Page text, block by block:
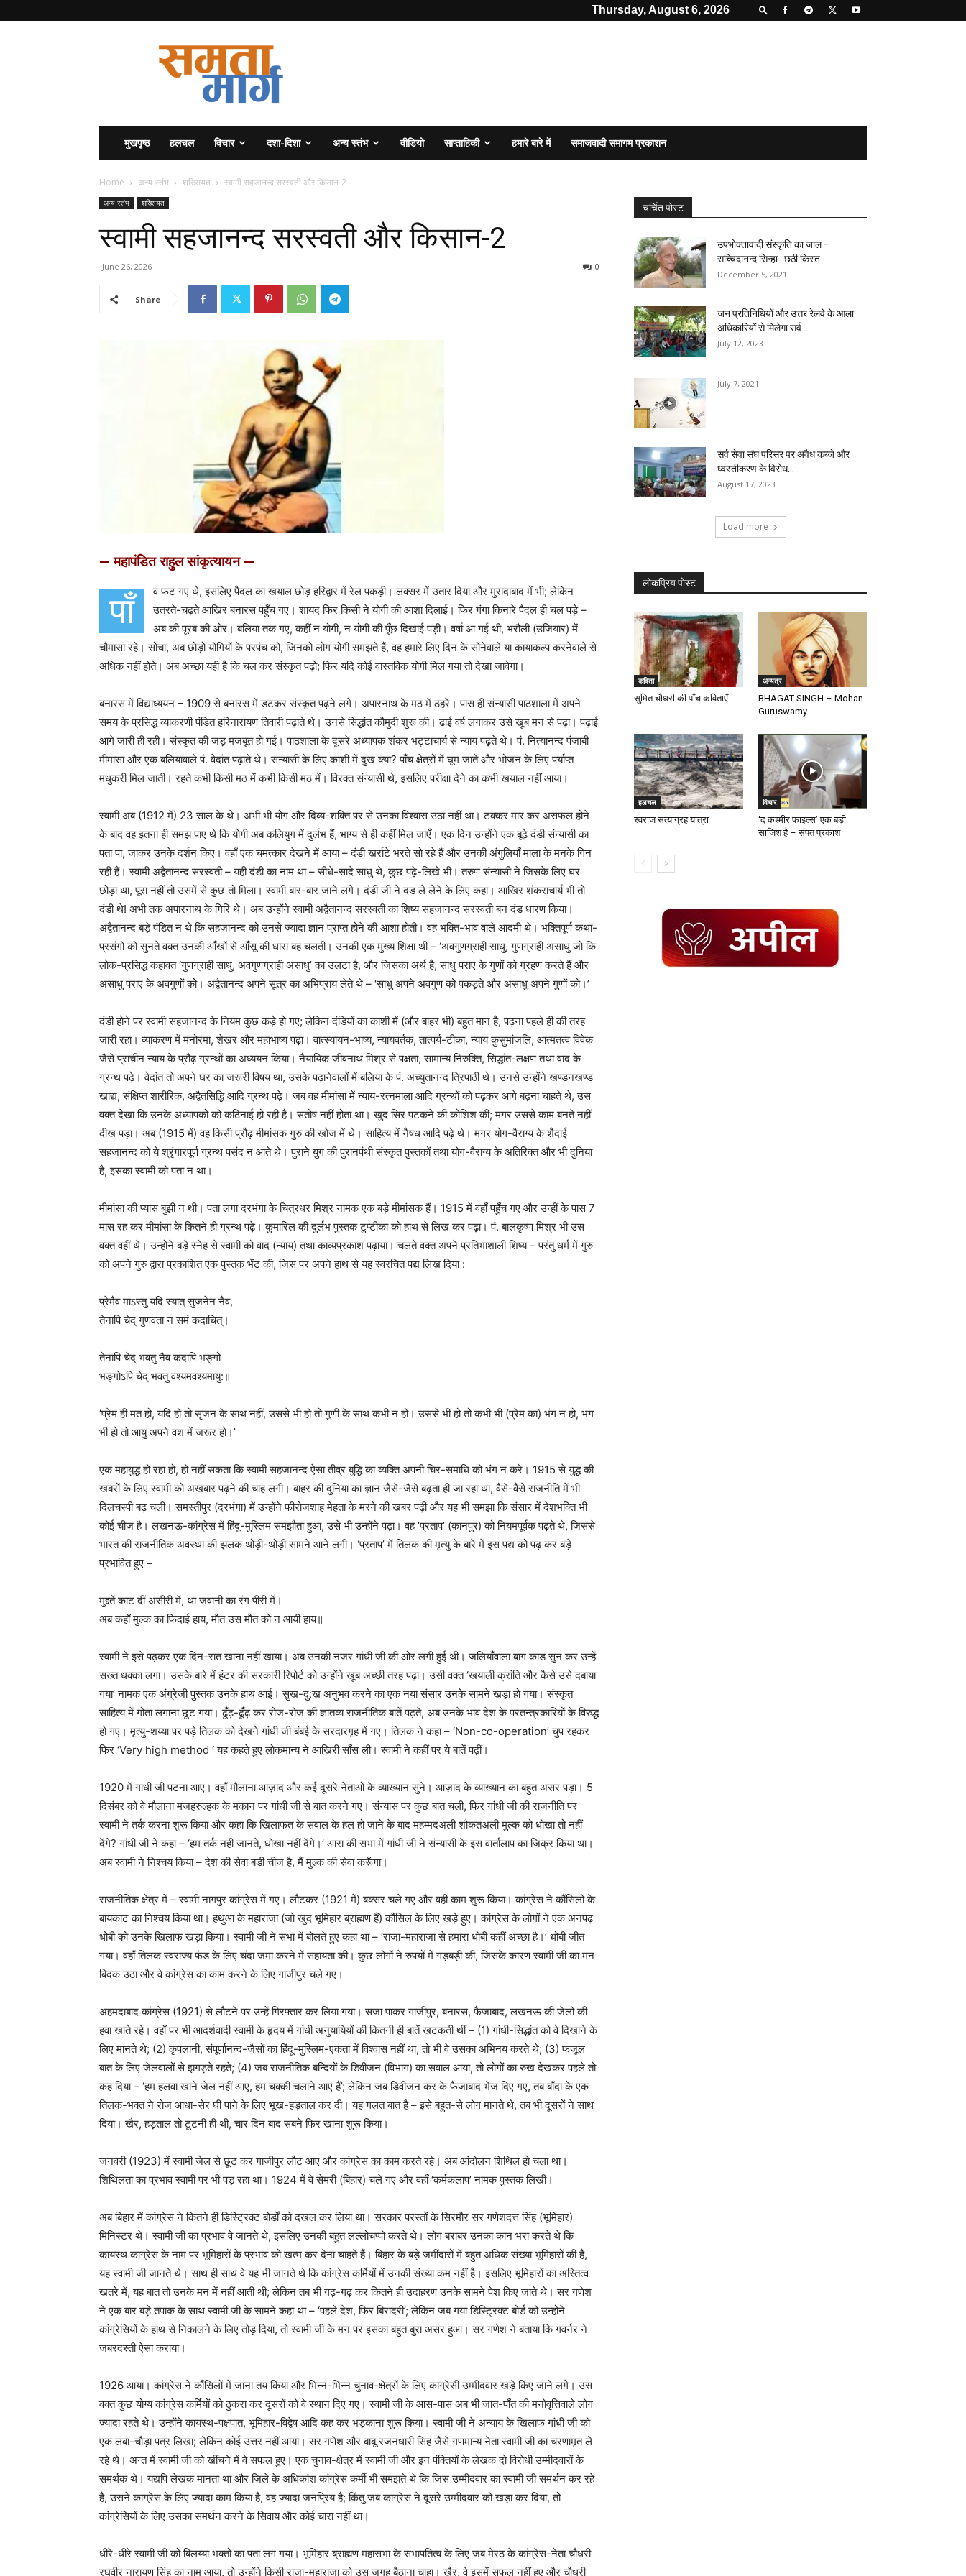
Thursday, August 6, 2026
मुखपृष्ठ हलचल विचार दशा-दिशा अन्य स्तंभ वीडियो साप्ताहिकी हमारे बारे में समाजवादी समागम प्रकाशन
Home अन्य स्तंभ शख्सियत स्वामी सहजानन्द सरस्वती और किसान-2
अन्य स्तंभ शख्सियत
स्वामी सहजानन्द सरस्वती और किसान-2
June 26, 2026 0
Share
— महापंडित राहुल सांकृत्यायन —
पाँ
व फट गए थे, इसलिए पैदल का खयाल छोड़ हरिद्वार में रेल पकड़ी। लक्सर में उतार दिया और मुरादाबाद में भी; लेकिन
उतरते-चढ़ते आखिर बनारस पहुँच गए। शायद फिर किसी ने योगी की आशा दिलाई। फिर गंगा किनारे पैदल ही चल पड़े –
अब की पूरब की ओर। बलिया तक गए, कहीं न योगी, न योगी की पूँछ दिखाई पड़ी। वर्षा आ गई थी, भरौली (उजियार) में
चौमासा रहे। सोचा, अब छोड़ो योगियों के परपंच को, जिनको लोग योगी समझते हैं, वह हमारे लिए दिन के सोनेवाले या कायाकल्प करनेवाले से
अधिक नहीं होते। अब अच्छा यही है कि चल कर संस्कृत पढ़ो; फिर यदि कोई वास्तविक योगी मिल गया तो देखा जावेगा।
बनारस में विद्याध्ययन – 1909 से बनारस में डटकर संस्कृत पढ़ने लगे। अपारनाथ के मठ में ठहरे। पास ही संन्यासी पाठशाला में अपने
समय के प्रसिद्ध व्याकरणी पंडित हरिनारायण तिवारी पढ़ाते थे। उनसे सिद्धांत कौमुदी शुरू की। ढाई वर्ष लगाकर उसे खूब मन से पढ़ा। पढ़ाई
आगे जारी ही रही। संस्कृत की जड़ मजबूत हो गई। पाठशाला के दूसरे अध्यापक शंकर भट्टाचार्य से न्याय पढ़ते थे। पं. नित्यानन्द पंजाबी
मीमांसा और एक बलियावाले पं. वेदांत पढ़ाते थे। संन्यासी के लिए काशी में दुख क्या? पाँच क्षेत्रों में घूम जाते और भोजन के लिए पर्याप्त
मधुकरी मिल जाती। रहते कभी किसी मठ में कभी किसी मठ में। विरक्‍त संन्यासी थे, इसलिए परीक्षा देने का कभी खयाल नहीं आया।
स्वामी अब (1912 में) 23 साल के थे। अभी भी योग और दिव्य-शक्‍ति पर से उनका विश्‍वास उठा नहीं था। टक्कर मार कर असफल होने
के बाद वह इतना ही समझ पाए थे कि योगी अब कलियुग में दुर्लभ हैं, भाग्य से ही कहीं मिल जाएँ। एक दिन उन्होंने एक बूढ़े दंडी संन्यासी का
पता पा, जाकर उनके दर्शन किए। वहाँ एक चमत्कार देखने में आया – दंडी खर्राटे भरते सो रहे हैं और उनकी अंगुलियाँ माला के मनके गिन
रही हैं। स्वामी अद्वैतानन्द सरस्वती – यही दंडी का नाम था – सीधे-सादे साधु थे, कुछ पढ़े-लिखे भी। तरुण संन्यासी ने जिसके लिए घर
छोड़ा था, पूरा नहीं तो उसमें से कुछ तो मिला। स्वामी बार-बार जाने लगे। दंडी जी ने दंड ले लेने के लिए कहा। आखिर शंकराचार्य भी तो
दंडी थे! अभी तक अपारनाथ के गिरि थे। अब उन्होंने स्वामी अद्वैतानन्द सरस्वती का शिष्य सहजानन्द सरस्वती बन दंड धारण किया।
अद्वैतानन्द बड़े पंडित न थे कि सहजानन्द को उनसे ज्यादा ज्ञान प्राप्त होने की आशा होती। वह भक्‍ति-भाव वाले आदमी थे। भक्‍तिपूर्ण कथा-
प्रसंगों को सुनते वक्‍त उनकी आँखों से आँसू की धारा बह चलती। उनकी एक मुख्य शिक्षा थी – ‘अवगुणग्राही साधु, गुणग्राही असाधु जो कि
लोक-प्रसिद्ध कहावत ‘गुणग्राही साधु, अवगुणग्राही असाधु’ का उलटा है, और जिसका अर्थ है, साधु पराए के गुणों को ग्रहण करते हैं और
असाधु पराए के अवगुणों को। अद्वैतानन्द अपने सूत्र का अभिप्राय लेते थे – ‘साधु अपने अवगुण को पकड़ते और असाधु अपने गुणों को।’
दंडी होने पर स्वामी सहजानन्द के नियम कुछ कड़े हो गए; लेकिन दंडियों का काशी में (और बाहर भी) बहुत मान है, पढ़ना पहले ही की तरह
जारी रहा। व्याकरण में मनोरमा, शेखर और महाभाष्य पढ़ा। वात्स्यायन-भाष्य, न्यायवर्तक, तात्पर्य-टीका, न्याय कुसुमांजलि, आत्मतत्व विवेक
जैसे प्राचीन न्याय के प्रौढ़ ग्रन्थों का अध्ययन किया। नैयायिक जीवनाथ मिश्र से पक्षता, सामान्य निरुक्‍ति, सिद्धांत-लक्षण तथा वाद के
ग्रन्थ पढ़े। वेदांत तो अपने घर का जरूरी विषय था, उसके पढ़ानेवालों में बलिया के पं. अच्युतानन्द त्रिपाठी थे। उनसे उन्होंने खण्डनखण्ड
खाद्य, संक्षिप्त शारीरिक, अद्वैतसिद्धि आदि ग्रन्थ पढ़े। जब वह मीमांसा में न्याय-रत्‍नमाला आदि ग्रन्थों को पढ़कर आगे बढ़ना चाहते थे, उस
वक्‍त देखा कि उनके अध्यापकों को कठिनाई हो रही है। संतोष नहीं होता था। खुद सिर पटकने की कोशिश की; मगर उससे काम बनते नहीं
दीख पड़ा। अब (1915 में) वह किसी प्रौढ़ मीमांसक गुरु की खोज में थे। साहित्य में नैषध आदि पढ़े थे। मगर योग-वैराग्य के शैदाई
सहजानन्द को ये श्रृंगारपूर्ण ग्रन्थ पसंद न आते थे। पुराने युग की पुरानपंथी संस्कृत पुस्तकों तथा योग-वैराग्य के अतिरिक्‍त और भी दुनिया
है, इसका स्वामी को पता न था।
मीमांसा की प्यास बुझी न थी। पता लगा दरभंगा के चित्रधर मिश्र नामक एक बड़े मीमांसक हैं। 1915 में वहाँ पहुँच गए और उन्हीं के पास 7
मास रह कर मीमांसा के कितने ही ग्रन्थ पढ़े। कुमारिल की दुर्लभ पुस्तक टुप्‍टीका को हाथ से लिख कर पढ़ा। पं. बालकृष्ण मिश्र भी उस
वक्‍त वहीं थे। उन्होंने बड़े स्नेह से स्वामी को वाद (न्याय) तथा काव्यप्रकाश पढ़ाया। चलते वक्‍त अपने प्रतिभाशाली शिष्य – परंतु धर्म में गुरु
को अपने गुरु द्वारा प्रकाशित एक पुस्तक भेंट की, जिस पर अपने हाथ से यह स्वरचित पद्य लिख दिया :
प्रेमैव माऽस्तु यदि स्यात् सुजनेन नैव,
तेनापि चेद् गुणवता न समं कदाचित्।
तेनापि चेद् भवतु नैव कदापि भङ्गो
भङ्गोऽपि चेद् भवतु वश्यमवश्यमायु:॥
‘प्रेम ही मत हो, यदि हो तो सृजन के साथ नहीं, उससे भी हो तो गुणी के साथ कभी न हो। उससे भी हो तो कभी भी (प्रेम का) भंग न हो, भंग
भी हो तो आयु अपने वश में जरूर हो।’
एक महायुद्ध हो रहा हो, हो नहीं सकता कि स्वामी सहजानन्द ऐसा तीव्र बुद्धि का व्यक्‍ति अपनी चिर-समाधि को भंग न करे। 1915 से युद्ध की
खबरों के लिए स्वामी को अखबार पढ़ने की चाह लगी। बाहर की दुनिया का ज्ञान जैसे-जैसे बढ़ता ही जा रहा था, वैसे-वैसे राजनीति में भी
दिलचस्पी बढ़ चली। समस्तीपुर (दरभंगा) में उन्होंने फीरोजशाह मेहता के मरने की खबर पढ़ी और यह भी समझा कि संसार में देशभक्‍ति भी
कोई चीज है। लखनऊ-कांग्रेस में हिंदू-मुस्लिम समझौता हुआ, उसे भी उन्होंने पढ़ा। वह ‘प्रताप’ (कानपुर) को नियमपूर्वक पढ़ते थे, जिससे
भारत की राजनीतिक अवस्था की झलक थोड़ी-थोड़ी सामने आने लगी। ‘प्रताप’ में तिलक की मृत्यु के बारे में इस पद्य को पढ़ कर बड़े
प्रभावित हुए –
मुद्दतें काट दीं असीरी में, था जवानी का रंग पीरी में।
अब कहाँ मुल्क का फिदाई हाय, मौत उस मौत को न आयी हाय॥
स्वामी ने इसे पढ़कर एक दिन-रात खाना नहीं खाया। अब उनकी नजर गांधी जी की ओर लगी हुई थी। जलियाँवाला बाग कांड सुन कर उन्हें
सख्त धक्का लगा। उसके बारे में हंटर की सरकारी रिपोर्ट को उन्होंने खूब अच्छी तरह पढ़ा। उसी वक्‍त ‘खयाली क्रांति और कैसे उसे दबाया
गया’ नामक एक अंग्रेजी पुस्तक उनके हाथ आई। सुख-दु:ख अनुभव करने का एक नया संसार उनके सामने खड़ा हो गया। संस्कृत
साहित्य में गोता लगाना छूट गया। ढूँढ़-ढूँढ़ कर रोज-रोज की ज्ञातव्य राजनीतिक बातें पढ़ते, अब उनके भाव देश के परतन्त्रकारियों के विरुद्ध
हो गए। मृत्यु-शय्या पर पड़े तिलक को देखने गांधी जी बंबई के सरदारगृह में गए। तिलक ने कहा – ‘Non-co-operation’ चुप रहकर
फिर ‘Very high method ‘ यह कहते हुए लोकमान्य ने आखिरी साँस ली। स्वामी ने कहीं पर ये बातें पढ़ीं।
1920 में गांधी जी पटना आए। वहाँ मौलाना आज़ाद और कई दूसरे नेताओं के व्याख्यान सुने। आज़ाद के व्याख्यान का बहुत असर पड़ा। 5
दिसंबर को वे मौलाना मजहरुल्‍हक के मकान पर गांधी जी से बात करने गए। संन्यास पर कुछ बात चली, फिर गांधी जी की राजनीति पर
स्वामी ने तर्क करना शुरू किया और कहा कि खिलाफत के सवाल के हल हो जाने के बाद महम्मदअली शौकतअली मुल्क को धोखा तो नहीं
देंगे? गांधी जी ने कहा – ‘हम तर्क नहीं जानते, धोखा नहीं देंगे।’ आरा की सभा में गांधी जी ने संन्यासी के इस वार्तालाप का जिक्र किया था।
अब स्वामी ने निश्‍चय किया – देश की सेवा बड़ी चीज है, मैं मुल्क की सेवा करूँगा।
राजनीतिक क्षेत्र में – स्वामी नागपुर कांग्रेस में गए। लौटकर (1921 में) बक्सर चले गए और वहीं काम शुरू किया। कांग्रेस ने कौंसिलों के
बायकाट का निश्‍चय किया था। हथुआ के महाराजा (जो खुद भूमिहार ब्राह्मण हैं) कौंसिल के लिए खड़े हुए। कांग्रेस के लोगों ने एक अनपढ़
धोबी को उनके खिलाफ खड़ा किया। स्वामी जी ने सभा में बोलते हुए कहा था – ‘राजा-महाराजा से हमारा धोबी कहीं अच्छा है।’ धोबी जीत
गया। वहाँ तिलक स्वराज्य फंड के लिए चंदा जमा करने में सहायता की। कुछ लोगों ने रुपयों में गड़बड़ी की, जिसके कारण स्वामी जी का मन
बिदक उठा और वे कांग्रेस का काम करने के लिए गाजीपुर चले गए।
अहमदाबाद कांग्रेस (1921) से लौटने पर उन्हें गिरफ्तार कर लिया गया। सजा पाकर गाजीपुर, बनारस, फैजाबाद, लखनऊ की जेलों की
हवा खाते रहे। वहाँ पर भी आदर्शवादी स्वामी के हृदय में गांधी अनुयायियों की कितनी ही बातें खटकती थीं – (1) गांधी-सिद्धांत को वे दिखाने के
लिए मानते थे; (2) कृपलानी, संपूर्णानन्द-जैसों का हिंदू-मुस्लिम-एकता में विश्‍वास नहीं था, तो भी वे उसका अभिनय करते थे; (3) फजूल
बात के लिए जेलवालों से झगड़ते रहते; (4) जब राजनीतिक बन्दियों के डिवीजन (विभाग) का सवाल आया, तो लोगों का रुख देखकर पहले तो
कह दिया – ‘हम हलवा खाने जेल नहीं आए, हम चक्की चलाने आए हैं’; लेकिन जब डिवीजन कर के फैजाबाद भेज दिए गए, तब बाँदा के एक
तिलक-भक्‍त ने रोज आधा-सेर घी पाने के लिए भूख-हड़ताल कर दी। यह गलत बात है – इसे बहुत-से लोग मानते थे, तब भी दूसरों ने साथ
दिया। खैर, हड़ताल तो टूटनी ही थी, चार दिन बाद सबने फिर खाना शुरू किया।
जनवरी (1923) में स्वामी जेल से छूट कर गाजीपुर लौट आए और कांग्रेस का काम करते रहे। अब आंदोलन शिथिल हो चला था।
शिथिलता का प्रभाव स्वामी पर भी पड़ रहा था। 1924 में वे सेमरी (बिहार) चले गए और वहाँ ‘कर्मकलाप’ नामक पुस्तक लिखी।
अब बिहार में कांग्रेस ने कितने ही डिस्ट्रिक्ट बोर्डों को दखल कर लिया था। सरकार परस्तों के सिरमौर सर गणेशदत्त सिंह (भूमिहार)
मिनिस्टर थे। स्वामी जी का प्रभाव वे जानते थे, इसलिए उनकी बहुत लल्लोचप्पो करते थे। लोग बराबर उनका कान भरा करते थे कि
कायस्थ कांग्रेस के नाम पर भूमिहारों के प्रभाव को खत्म कर देना चाहते हैं। बिहार के बड़े जमींदारों में बहुत अधिक संख्या भूमिहारों की है,
यह स्वामी जी जानते थे। साथ ही साथ वे यह भी जानते थे कि कांग्रेस कर्मियों में उनकी संख्या कम नहीं है। इसलिए भूमिहारों का अस्तित्व
खतरे में, यह बात तो उनके मन में नहीं आती थी; लेकिन तब भी गढ़-गढ़ कर कितने ही उदाहरण उनके सामने पेश किए जाते थे। सर गणेश
ने एक बार बड़े तपाक के साथ स्वामी जी के सामने कहा था – ‘पहले देश, फिर बिरादरी’; लेकिन जब गया डिस्ट्रिक्ट बोर्ड को उन्होंने
कांग्रेसियों के हाथ से निकालने के लिए तोड़ दिया, तो स्वामी जी के मन पर इसका बहुत बुरा असर हुआ। सर गणेश ने बताया कि गवर्नर ने
जबरदस्ती ऐसा कराया।
1926 आया। कांग्रेस ने कौंसिलों में जाना तय किया और भिन्न-भिन्न चुनाव-क्षेत्रों के लिए कांग्रेसी उम्मीदवार खड़े किए जाने लगे। उस
वक्‍त कुछ योग्य कांग्रेस कर्मियों को ठुकरा कर दूसरों को वे स्थान दिए गए। स्वामी जी के आस-पास अब भी जात-पाँत की मनोवृत्तिवाले लोग
ज्यादा रहते थे। उन्होंने कायस्थ-पक्षपात, भूमिहार-विद्वेष आदि कह कर भड़काना शुरू किया। स्वामी जी ने अन्याय के खिलाफ गांधी जी को
एक लंबा-चौड़ा पत्र लिखा; लेकिन कोई उत्तर नहीं आया। सर गणेश और बाबू रजनधारी सिंह जैसे गणमान्य नेता स्वामी जी का चरणामृत ले
रहे थे। अन्त में स्वामी जी को खींचने में वे सफल हुए। एक चुनाव-क्षेत्र में स्वामी जी और इन पंक्‍तियों के लेखक दो विरोधी उम्मीदवारों के
समर्थक थे। यद्यपि लेखक मानता था और जिले के अधिकांश कांग्रेस कर्मी भी समझते थे कि जिस उम्मीदवार का स्वामी जी समर्थन कर रहे
हैं, उसने कांग्रेस के लिए ज्यादा काम किया है, वह ज्यादा जनप्रिय है; किंतु जब कांग्रेस ने दूसरे उम्मीदवार को खड़ा कर दिया, तो
कांग्रेसियों के लिए उसका समर्थन करने के सिवाय और कोई चारा नहीं था।
धीरे-धीरे स्वामी जी को बिलय्या भक्‍तों का पता लग गया। भूमिहार ब्राह्मण महासभा के सभापतित्व के लिए जब मेरठ के कांग्रेस-नेता चौधरी
रघुवीर नारायण सिंह का नाम आया, तो उन्होंने किसी राजा-महाराजा को उस जगह बैठाना चाहा। खैर, वे इसमें सफल नहीं हुए और चौधरी
चर्चित पोस्ट
उपभोक्तावादी संस्कृति का जाल –
सच्चिदानन्द सिन्हा : छठी किस्त
December 5, 2021
जन प्रतिनिधियों और उत्तर रेलवे के आला
अधिकारियों से मिलेगा सर्व...
July 12, 2023
July 7, 2021
सर्व सेवा संघ परिसर पर अवैध कब्जे और
ध्वस्तीकरण के विरोध...
August 17, 2023
Load more
लोकप्रिय पोस्ट
कविता
सुमित चौधरी की पॉंच कविताएँ
अन्यत्र
BHAGAT SINGH – Mohan
Guruswamy
हलचल
स्वराज सत्याग्रह यात्रा
विचार
‘द कश्मीर फाइल्स’ एक बड़ी
साजिश है – संपत प्रकाश